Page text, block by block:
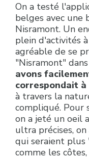
On a testé
belges avec une
Nisramont. Un
plein d'activités
agréable de se
"Nisramont"
avons
correspondait à
à travers la
compliqué. Pour
on a jeté un oeil
ultra précises,
qui seraient plus
comme les